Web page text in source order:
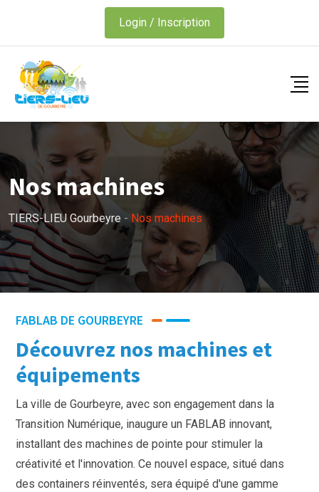
Login / Inscription
Nos machines
TIERS-LIEU Gourbeyre - Nos machines
FABLAB DE GOURBEYRE
Découvrez nos machines et
équipements
La ville de Gourbeyre, avec son engagement dans la
Transition Numérique, inaugure un FABLAB innovant,
installant des machines de pointe pour stimuler la
créativité et l'innovation. Ce nouvel espace, situé dans
des containers réinventés, sera équipé d'une gamme